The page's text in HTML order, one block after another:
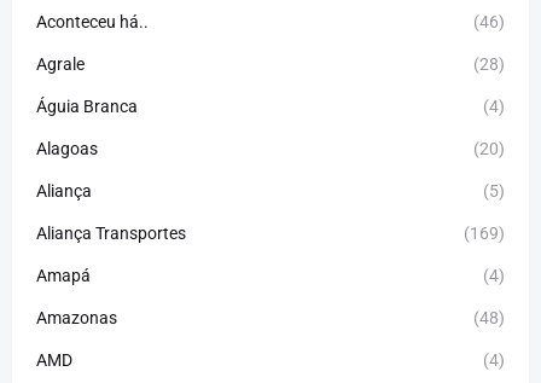
Aconteceu há.. (46)
Agrale (28)
Águia Branca (4)
Alagoas (20)
Aliança (5)
Aliança Transportes (169)
Amapá (4)
Amazonas (48)
AMD (4)